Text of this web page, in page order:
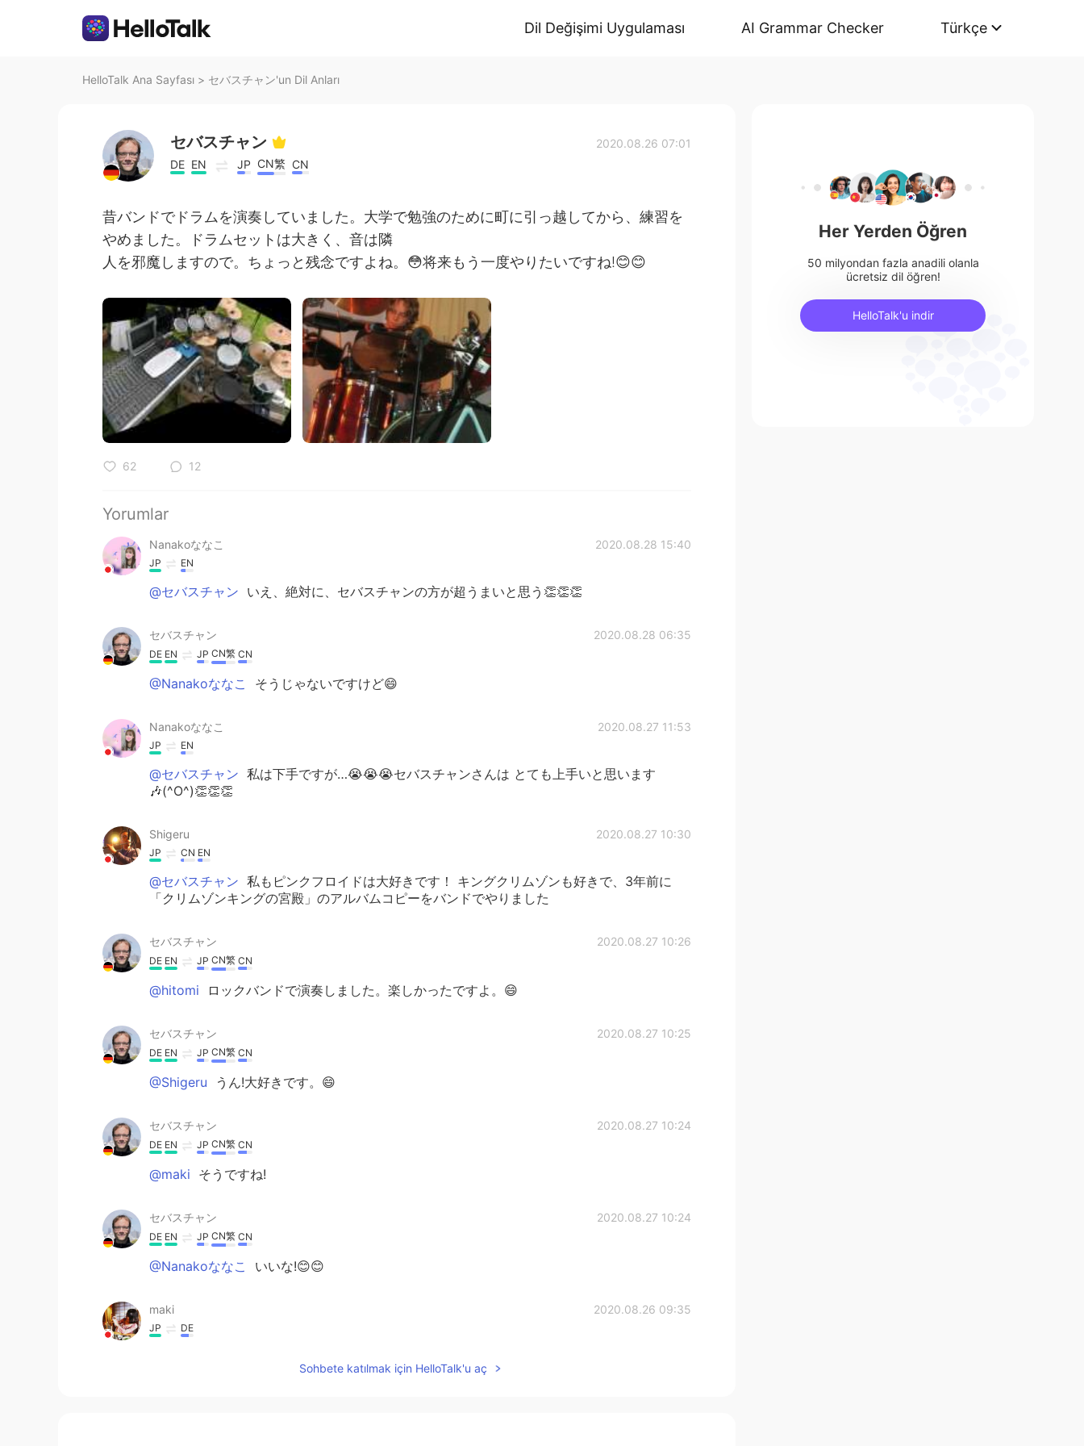
Dil Değişimi Uygulaması AI Grammar Checker Türkçe
HelloTalk Ana Sayfası > セバスチャン'un Dil Anları
セバスチャン
DE EN JP CN繁 CN
2020.08.26 07:01
昔バンドでドラムを演奏していました。大学で勉強のために町に引っ越してから、練習を
やめました。ドラムセットは大きく、音は隣
人を邪魔しますので。ちょっと残念ですよね。😳将来もう一度やりたいですね!😊😊
62 12
Yorumlar
Nanakoななこ 2020.08.28 15:40
JP EN
@セバスチャン いえ、絶対に、セバスチャンの方が超うまいと思う👏👏👏
セバスチャン 2020.08.28 06:35
DE EN JP CN繁 CN
@Nanakoななこ そうじゃないですけど😄
Nanakoななこ 2020.08.27 11:53
JP EN
@セバスチャン 私は下手ですが…😭😭😭セバスチャンさんは とても上手いと思います
🎶(^O^)👏👏👏
Shigeru 2020.08.27 10:30
JP CN EN
@セバスチャン 私もピンクフロイドは大好きです！ キングクリムゾンも好きで、3年前に
「クリムゾンキングの宮殿」のアルバムコピーをバンドでやりました
セバスチャン 2020.08.27 10:26
DE EN JP CN繁 CN
@hitomi ロックバンドで演奏しました。楽しかったですよ。😄
セバスチャン 2020.08.27 10:25
DE EN JP CN繁 CN
@Shigeru うん!大好きです。😄
セバスチャン 2020.08.27 10:24
DE EN JP CN繁 CN
@maki そうですね!
セバスチャン 2020.08.27 10:24
DE EN JP CN繁 CN
@Nanakoななこ いいな!😊😊
maki 2020.08.26 09:35
JP DE
Sohbete katılmak için HelloTalk'u aç
Her Yerden Öğren
50 milyondan fazla anadili olanla
ücretsiz dil öğren!
HelloTalk'u indir